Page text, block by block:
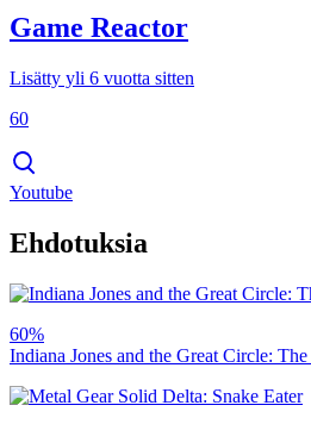
Game Reactor
Lisätty yli 6 vuotta sitten
60
Youtube
Ehdotuksia
60%
Indiana Jones and the Great Circle: